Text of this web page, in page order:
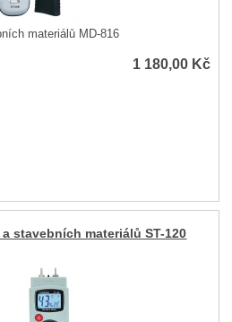
materiálů MD-816
1 180,00 Kč
stavebních materiálů ST-120